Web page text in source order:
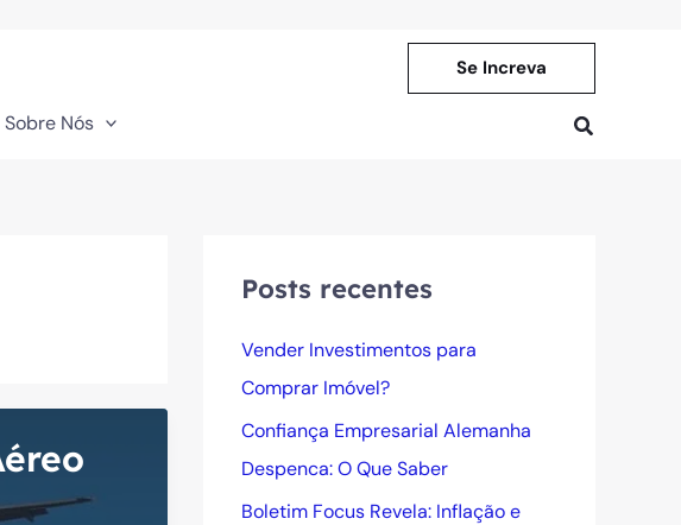
Se Increva
Sobre Nós Pesquisar
Posts recentes
Vender Investimentos para
Comprar Imóvel?
Confiança Empresarial Alemanha
Despenca: O Que Saber
Boletim Focus Revela: Inflação e